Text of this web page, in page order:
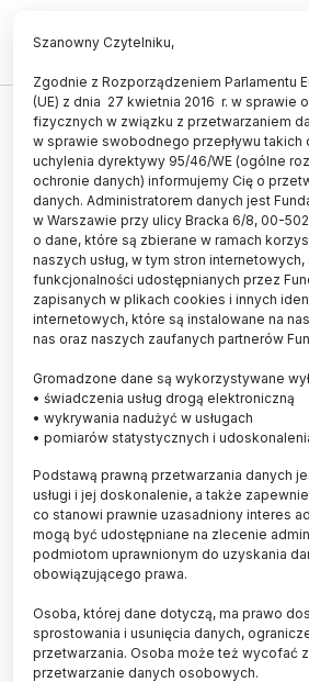
UCZELNIE I INSTYTUCJE
Prezes PAN: z powodu
cen mediów instytuty
potrzebują
finansowania
22.01.2023
aktualizacja: 23.01.2023
4 minuty czytania
07.04.2021. Pałac Staszica w Warszawie,
Akademii Nauk. PAP/Radek Pietruszka
Szanowny Czytelniku,
Zgodnie z Rozporządzeniem Parlamentu
(UE) z dnia 27 kwietnia 2016 r. w sprawie
fizycznych w związku z przetwarzaniem
w sprawie swobodnego przepływu takich
uchylenia dyrektywy 95/46/WE (ogólne
ochronie danych) informujemy Cię o
danych. Administratorem danych jest
w Warszawie przy ulicy Bracka 6/8, 00-
o dane, które są zbierane w ramach
naszych usług, w tym stron
funkcjonalności udostępnianych przez
zapisanych w plikach cookies i innych
internetowych, które są instalowane na
nas oraz naszych zaufanych partnerów
Gromadzone dane są wykorzystywane
• świadczenia usług drogą elektroniczną
• wykrywania nadużyć w usługach
• pomiarów statystycznych i
Podstawą prawną przetwarzania danych
usługi i jej doskonalenie, a także
co stanowi prawnie uzasadniony interes
mogą być udostępniane na zlecenie
podmiotom uprawnionym do uzyskania
obowiązującego prawa.
Osoba, której dane dotyczą, ma prawo
sprostowania i usunięcia danych,
przetwarzania. Osoba może też wycofać
przetwarzanie danych osobowych.